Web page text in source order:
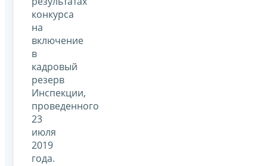
конкурса
на
включение
в
кадровый
резерв
Инспекции,
проведенного
23
июля
2019
года.